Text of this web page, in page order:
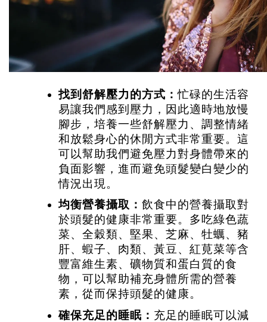
找到舒解壓力的方式：忙碌的生活容
易讓我們感到壓力，因此適時地放慢
腳步，培養一些舒解壓力、調整情緒
和放鬆身心的休閒方式非常重要。這
可以幫助我們避免壓力對身體帶來的
負面影響，進而避免頭髮變白變少的
情況出現。
均衡營養攝取： 飲食中的營養攝取對
於頭髮的健康非常重要。多吃綠色蔬
菜、全穀類、堅果、芝麻、牡蠣、豬
肝、蝦子、肉類、黃豆、紅莧菜等含
豐富維生素、礦物質和蛋白質的食
物，可以幫助補充身體所需的營養
素，從而保持頭髮的健康。
確保充足的睡眠： 充足的睡眠可以減